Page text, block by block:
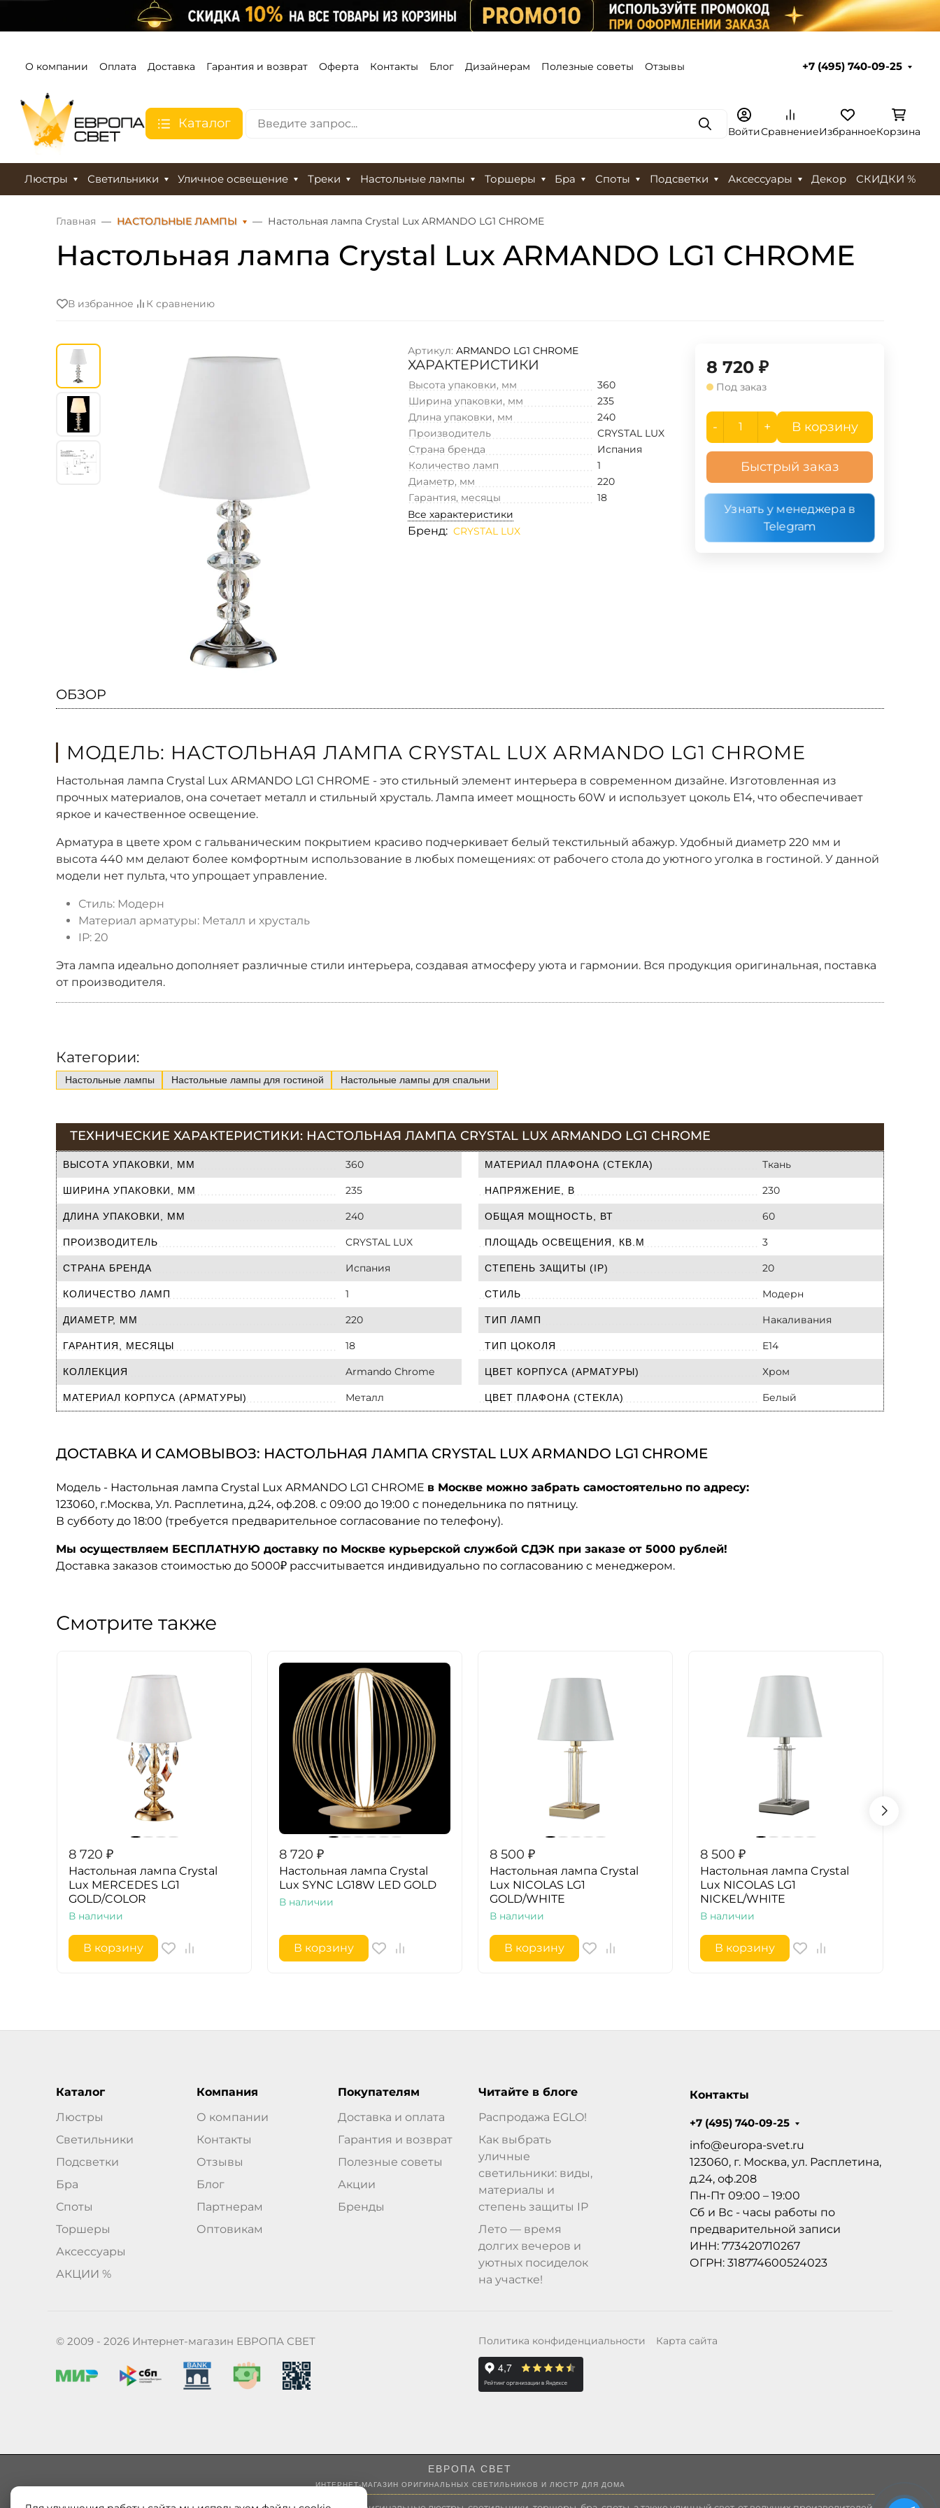
О компании Оплата Доставка Гарантия и возврат Оферта Контакты Блог Дизайнерам Полезные советы Отзывы +7 (495) 740-09-25
Каталог ПоискВойтиСравнениеИзбранноеКорзина
Люстры Светильники Уличное освещение Треки Настольные лампы Торшеры Бра Споты Подсветки Аксессуары Декор СКИДКИ %
Главная НАСТОЛЬНЫЕ ЛАМПЫ Настольная лампа Crystal Lux ARMANDO LG1 CHROME
Настольная лампа Crystal Lux ARMANDO LG1 CHROME
В избранное К сравнению
Артикул: ARMANDO LG1 CHROME
ХАРАКТЕРИСТИКИ
Высота упаковки, мм
360
Ширина упаковки, мм
235
Длина упаковки, мм
240
Производитель
CRYSTAL LUX
Страна бренда
Испания
Количество ламп
1
Диаметр, мм
220
Гарантия, месяцы
18
Все характеристики
Бренд: CRYSTAL LUX
8 720 ₽
Под заказ
- + В корзину
Быстрый заказ
Узнать у менеджера в
Telegram
ОБЗОР
МОДЕЛЬ: НАСТОЛЬНАЯ ЛАМПА CRYSTAL LUX ARMANDO LG1 CHROME
Настольная лампа Crystal Lux ARMANDO LG1 CHROME - это стильный элемент интерьера в современном дизайне. Изготовленная из
прочных материалов, она сочетает металл и стильный хрусталь. Лампа имеет мощность 60W и использует цоколь E14, что обеспечивает
яркое и качественное освещение.
Арматура в цвете хром с гальваническим покрытием красиво подчеркивает белый текстильный абажур. Удобный диаметр 220 мм и
высота 440 мм делают более комфортным использование в любых помещениях: от рабочего стола до уютного уголка в гостиной. У данной
модели нет пульта, что упрощает управление.
Стиль: Модерн
Материал арматуры: Металл и хрусталь
IP: 20
Эта лампа идеально дополняет различные стили интерьера, создавая атмосферу уюта и гармонии. Вся продукция оригинальная, поставка
от производителя.
Категории:
Настольные лампы Настольные лампы для гостиной Настольные лампы для спальни
ТЕХНИЧЕСКИЕ ХАРАКТЕРИСТИКИ: НАСТОЛЬНАЯ ЛАМПА CRYSTAL LUX ARMANDO LG1 CHROME
ВЫСОТА УПАКОВКИ, ММ 360
ШИРИНА УПАКОВКИ, ММ 235
ДЛИНА УПАКОВКИ, ММ 240
ПРОИЗВОДИТЕЛЬ CRYSTAL LUX
СТРАНА БРЕНДА Испания
КОЛИЧЕСТВО ЛАМП 1
ДИАМЕТР, ММ 220
ГАРАНТИЯ, МЕСЯЦЫ 18
КОЛЛЕКЦИЯ Armando Chrome
МАТЕРИАЛ КОРПУСА (АРМАТУРЫ) Металл
МАТЕРИАЛ ПЛАФОНА (СТЕКЛА) Ткань
НАПРЯЖЕНИЕ, В 230
ОБЩАЯ МОЩНОСТЬ, ВТ 60
ПЛОЩАДЬ ОСВЕЩЕНИЯ, КВ.М 3
СТЕПЕНЬ ЗАЩИТЫ (IP) 20
СТИЛЬ Модерн
ТИП ЛАМП Накаливания
ТИП ЦОКОЛЯ E14
ЦВЕТ КОРПУСА (АРМАТУРЫ) Хром
ЦВЕТ ПЛАФОНА (СТЕКЛА) Белый
ДОСТАВКА И САМОВЫВОЗ: НАСТОЛЬНАЯ ЛАМПА CRYSTAL LUX ARMANDO LG1 CHROME
Модель - Настольная лампа Crystal Lux ARMANDO LG1 CHROME в Москве можно забрать самостоятельно по адресу:
123060, г.Москва, Ул. Расплетина, д.24, оф.208. с 09:00 до 19:00 с понедельника по пятницу.
В субботу до 18:00 (требуется предварительное согласование по телефону).
Мы осуществляем БЕСПЛАТНУЮ доставку по Москве курьерской службой СДЭК при заказе от 5000 рублей!
Доставка заказов стоимостью до 5000₽ рассчитывается индивидуально по согласованию с менеджером.
Смотрите также
8 720 ₽
Настольная лампа Crystal
Lux MERCEDES LG1
GOLD/COLOR
В наличии
В корзину
8 720 ₽
Настольная лампа Crystal
Lux SYNC LG18W LED GOLD
В наличии
В корзину
8 500 ₽
Настольная лампа Crystal
Lux NICOLAS LG1
GOLD/WHITE
В наличии
В корзину
8 500 ₽
Настольная лампа Crystal
Lux NICOLAS LG1
NICKEL/WHITE
В наличии
В корзину
Каталог
Люстры
Светильники
Подсветки
Бра
Споты
Торшеры
Аксессуары
АКЦИИ %
Компания
О компании
Контакты
Отзывы
Блог
Партнерам
Оптовикам
Покупателям
Доставка и оплата
Гарантия и возврат
Полезные советы
Акции
Бренды
Читайте в блоге
Распродажа EGLO!
Как выбрать
уличные
светильники: виды,
материалы и
степень защиты IP
Лето — время
долгих вечеров и
уютных посиделок
на участке!
Контакты
+7 (495) 740-09-25
info@europa-svet.ru
123060, г. Москва, ул. Расплетина,
д.24, оф.208
Пн-Пт 09:00 – 19:00
Сб и Вс - часы работы по
предварительной записи
ИНН: 773420710267
ОГРН: 318774600524023
© 2009 - 2026 Интернет-магазин ЕВРОПА СВЕТ Политика конфиденциальности Карта сайта
ЕВРОПА СВЕТ
ИНТЕРНЕТ-МАГАЗИН ОРИГИНАЛЬНЫХ СВЕТИЛЬНИКОВ И ЛЮСТР ДЛЯ ДОМА